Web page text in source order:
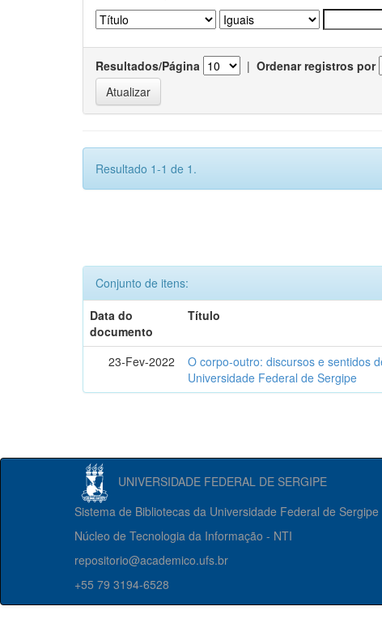
Resultados/Página | Ordenar registros por
Resultado 1-1 de 1.
Conjunto de itens:
Data do
documento
Título
23-Fev-2022
O corpo-outro: discursos e sentidos
Universidade Federal de Sergipe
UNIVERSIDADE FEDERAL DE SERGIPE
Sistema de Bibliotecas da Universidade Federal de Sergipe
Núcleo de Tecnologia da Informação - NTI
repositorio@academico.ufs.br
+55 79 3194-6528